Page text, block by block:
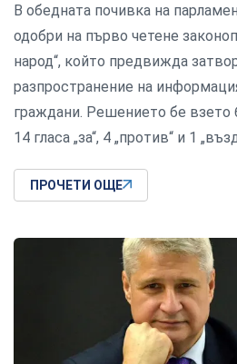
В обедната почивка на
одобри на първо четене
народ“, който предвижда
разпространение на
граждани. Решението бе взето
14 гласа „за“, 4 „против“ и 1
ПРОЧЕТИ ОЩЕ